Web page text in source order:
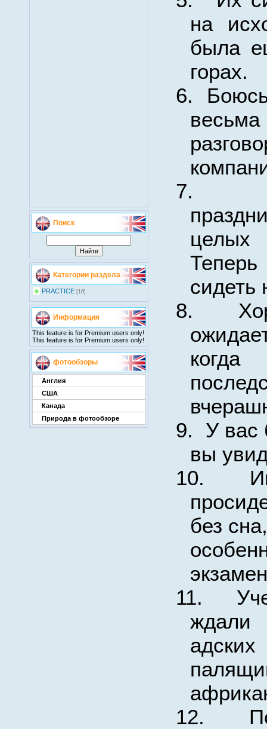
Поиск
Категории раздела
PRACTICE [16]
Информация
This feature is for Premium users only!
This feature is for Premium users only!
фотообзоры
Англия
США
Канада
Природа в фотообзоре
на
была
горах.
6.
7.
сидеть
8.
9.
У вас
вы
10.
без
11.
12.